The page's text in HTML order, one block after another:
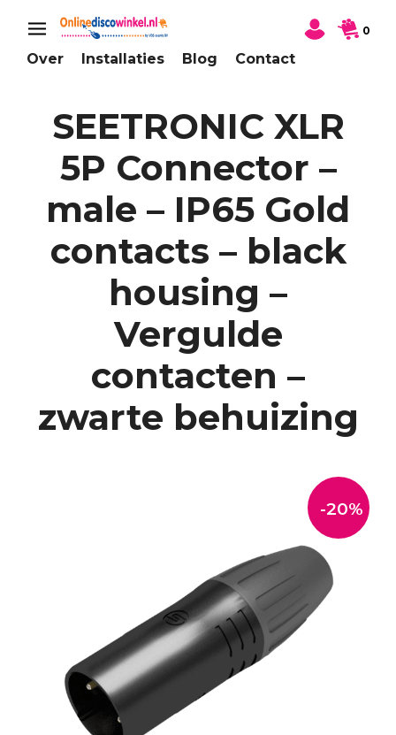
Over Installaties Blog Contact
0
SEETRONIC XLR
5P Connector –
male – IP65 Gold
contacts – black
housing –
Vergulde
contacten –
zwarte behuizing
-20%